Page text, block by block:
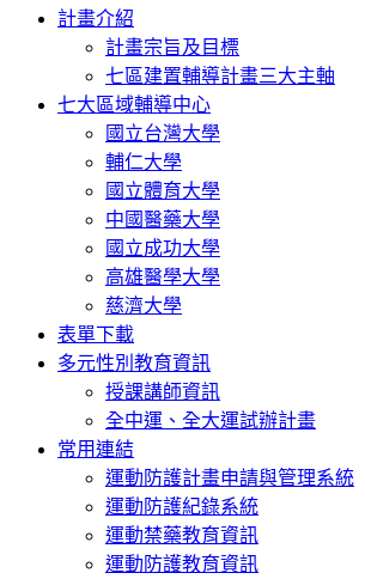
計畫介紹
計畫宗旨及目標
七區建置輔導計畫三大主軸
七大區域輔導中心
國立台灣大學
輔仁大學
國立體育大學
中國醫藥大學
國立成功大學
高雄醫學大學
慈濟大學
表單下載
多元性別教育資訊
授課講師資訊
全中運、全大運試辦計畫
常用連結
運動防護計畫申請與管理系統
運動防護紀錄系統
運動禁藥教育資訊
運動防護教育資訊